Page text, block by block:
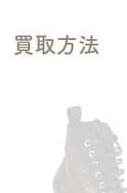
買取方法